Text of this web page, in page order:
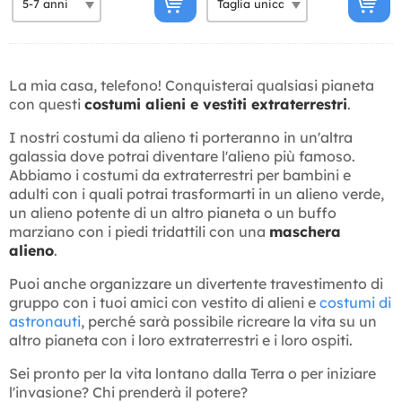
La mia casa, telefono! Conquisterai qualsiasi pianeta
con questi costumi alieni e vestiti extraterrestri.
I nostri costumi da alieno ti porteranno in un'altra
galassia dove potrai diventare l'alieno più famoso.
Abbiamo i costumi da extraterrestri per bambini e
adulti con i quali potrai trasformarti in un alieno verde,
un alieno potente di un altro pianeta o un buffo
marziano con i piedi tridattili con una maschera
alieno.
Puoi anche organizzare un divertente travestimento di
gruppo con i tuoi amici con vestito di alieni e costumi di
astronauti, perché sarà possibile ricreare la vita su un
altro pianeta con i loro extraterrestri e i loro ospiti.
Sei pronto per la vita lontano dalla Terra o per iniziare
l'invasione? Chi prenderà il potere?